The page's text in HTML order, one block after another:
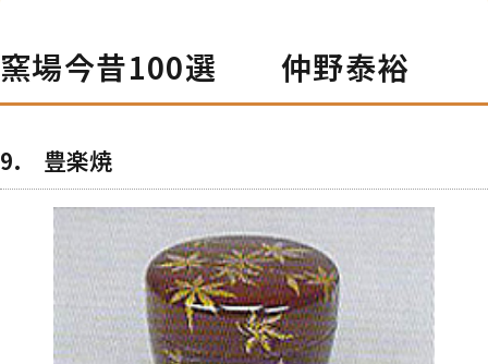
展覧会
特別展・企画展・テーマ展
愛陶コレクション展・ギャラリー
過去の展覧会
イベント情報
陶芸体験
コレクション・調査
窯場今昔100選 仲野泰裕
9. 豊楽焼